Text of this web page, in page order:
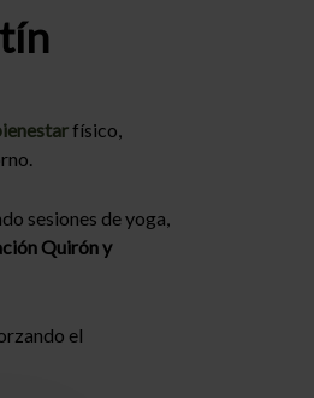
físico,
sesiones de yoga,
Quirón y
el